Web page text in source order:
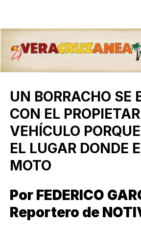
UN BORRACHO SE
CON EL
VEHÍCULO
EL LUGAR DONDE
MOTO
Por FEDERICO
Reportero de